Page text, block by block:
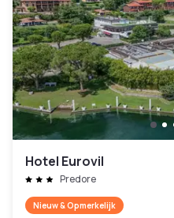
Hotel Eurovil
Predore
Nieuw & Opmerkelijk